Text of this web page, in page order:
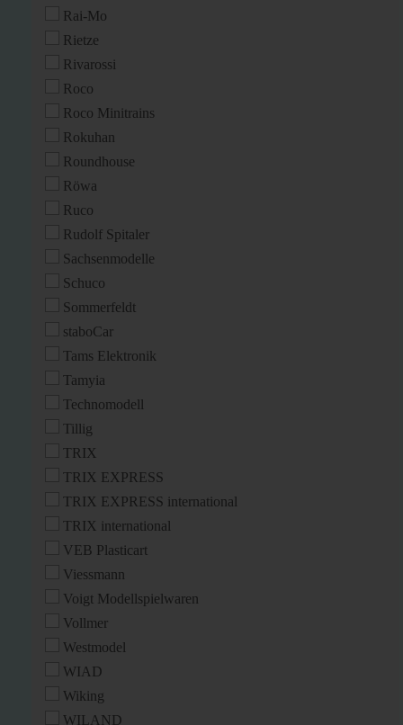
Rai-Mo
Rietze
Rivarossi
Roco
Roco Minitrains
Rokuhan
Roundhouse
Röwa
Ruco
Rudolf Spitaler
Sachsenmodelle
Schuco
Sommerfeldt
staboCar
Tams Elektronik
Tamyia
Technomodell
Tillig
TRIX
TRIX EXPRESS
TRIX EXPRESS international
TRIX international
VEB Plasticart
Viessmann
Voigt Modellspielwaren
Vollmer
Westmodel
WIAD
Wiking
WILAND